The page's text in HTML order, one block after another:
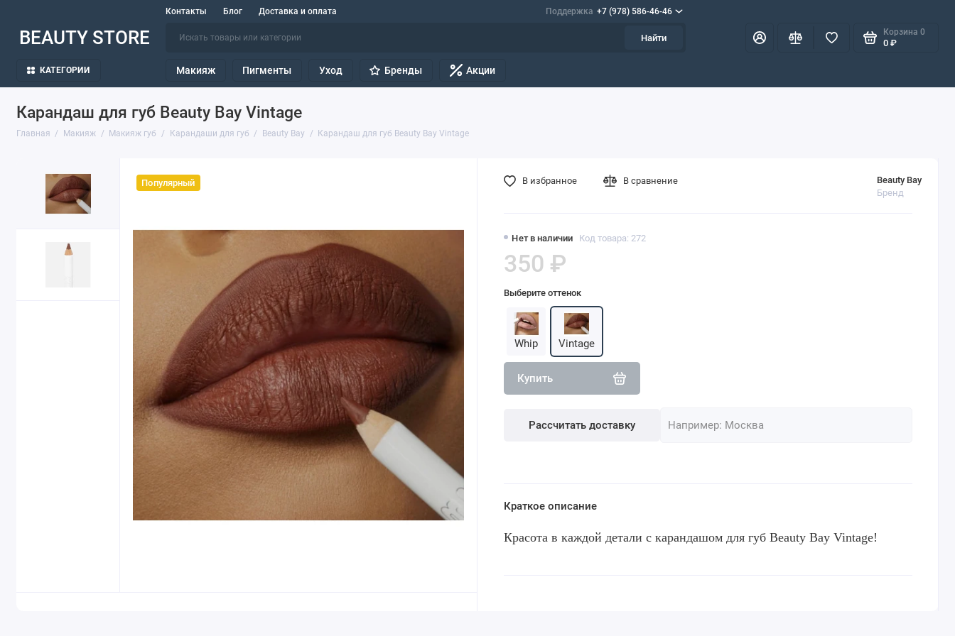
Контакты Блог Доставка и оплата Поддержка +7 (978) 586-46-46
BEAUTY STORE Найти
Корзина 0
0 ₽
КАТЕГОРИИ Макияж Пигменты Уход Бренды Акции
Карандаш для губ Beauty Bay Vintage
Главная Макияж Макияж губ Карандаши для губ Beauty Bay Карандаш для губ Beauty Bay Vintage
Популярный
Нет в наличии Код товара: 272
Beauty Bay
Бренд
350 ₽
Выберите оттенок
Whip Vintage
Купить
Рассчитать доставку
В избранное В сравнение
Краткое описание
Красота в каждой детали с карандашом для губ Beauty Bay Vintage!